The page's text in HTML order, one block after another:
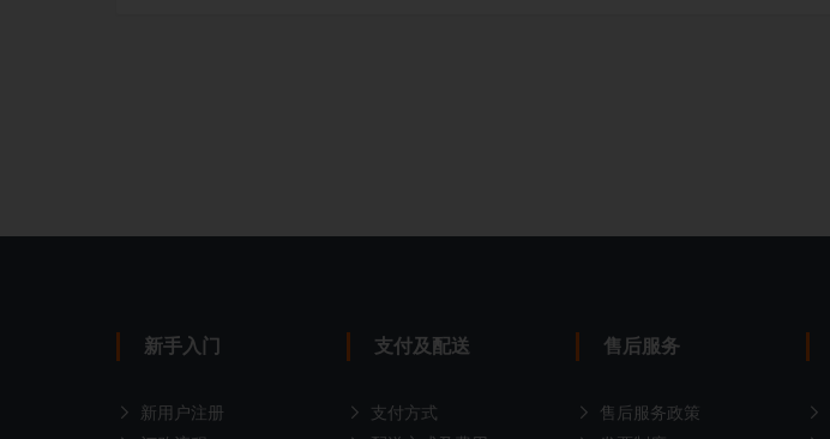
新手入门
新用户注册
支付及配送
支付方式
售后服务
售后服务政策